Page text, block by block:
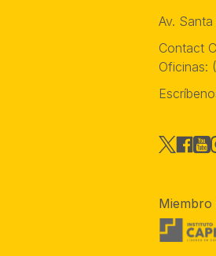
Av.
Contact
Oficinas:
Miembro